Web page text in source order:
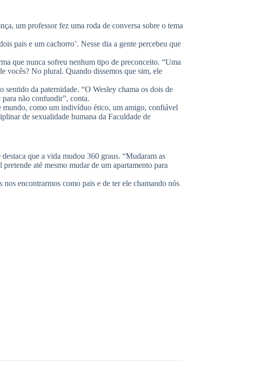
um professor fez uma roda de conversa sobre o tema
pais e um cachorro’. Nesse dia a gente percebeu que
que nunca sofreu nenhum tipo de preconceito. “Uma
vocês? No plural. Quando dissemos que sim, ele
sentido da paternidade. “O Wesley chama os dois de
não confundir”, conta.
mundo, como um indivíduo ético, um amigo, confiável
de sexualidade humana da Faculdade de
que a vida mudou 360 graus. “Mudaram as
até mesmo mudar de um apartamento para
encontrarmos como pais e de ter ele chamando nós